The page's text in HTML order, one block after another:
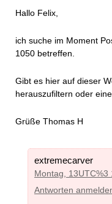
Hallo Felix,
ich suche im Moment
1050 betreffen.
Gibt es hier auf dieser
herauszufiltern oder
Grüße Thomas H
extremecarver
Montag, 13UTC%3
Antworten